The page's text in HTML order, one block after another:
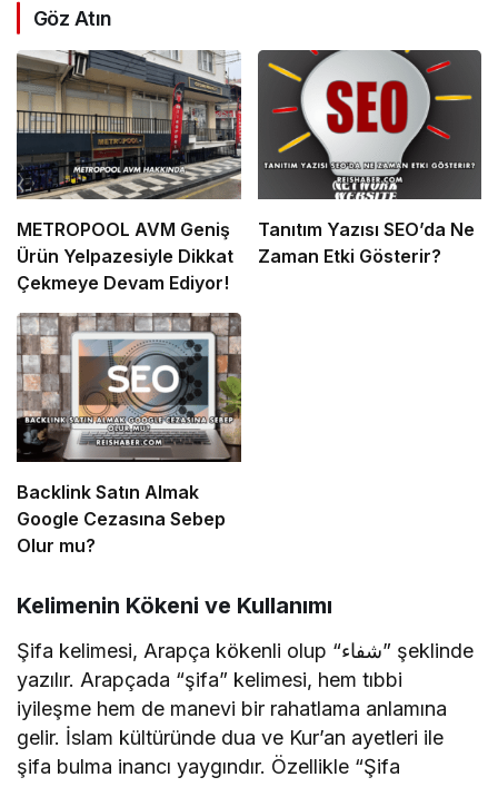
Göz Atın
METROPOOL AVM Geniş
Ürün Yelpazesiyle Dikkat
Çekmeye Devam Ediyor!
Tanıtım Yazısı SEO’da Ne
Zaman Etki Gösterir?
Backlink Satın Almak
Google Cezasına Sebep
Olur mu?
Kelimenin Kökeni ve Kullanımı
Şifa kelimesi, Arapça kökenli olup “شفاء” şeklinde
yazılır. Arapçada “şifa” kelimesi, hem tıbbi
iyileşme hem de manevi bir rahatlama anlamına
gelir. İslam kültüründe dua ve Kur’an ayetleri ile
şifa bulma inancı yaygındır. Özellikle “Şifa